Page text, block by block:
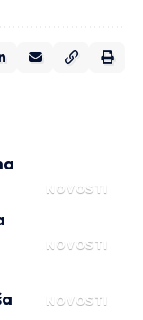
NOVOSTI
NOVOSTI
NOVOSTI